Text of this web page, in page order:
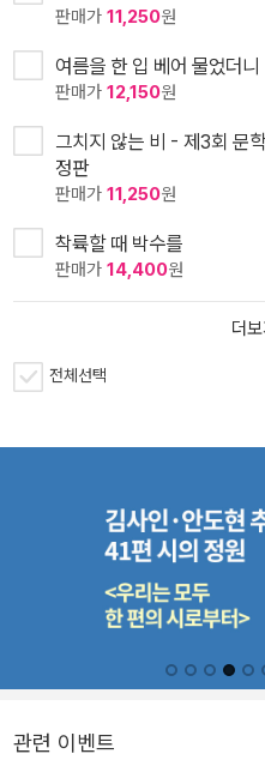
판매가 11,250원
여름을 한 입 베어 물었더니
판매가 12,150원
그치지 않는 비 - 제3회 문
정판
판매가 11,250원
착륙할 때 박수를
판매가 14,400원
더보
전체선택
관련 이벤트